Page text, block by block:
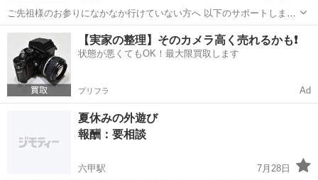
ご先祖様のお参りになかなか行けていない方へ 以下のサポートしま
す。 ●ご自宅への送り迎え ●お墓参りの同行 ●お墓の草むしり、清掃
など ●道中のお買い物付き添い ※その他希望は相談ください。
兵庫 尼崎市 尼崎駅 手伝いたい/助けたい
【実家の整理】そのカメラ高く売れるかも❗️
状態が悪くてもOK！最大限買取します
プリフラ Ad
夏休みの外遊び
報酬：要相談
六甲駅
7月28日